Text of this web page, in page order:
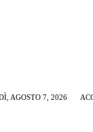
AGOSTO 7, 2026